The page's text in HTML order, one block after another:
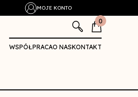
MOJE KONTO
0
WSPÓŁPRACAO NASKONTAKT